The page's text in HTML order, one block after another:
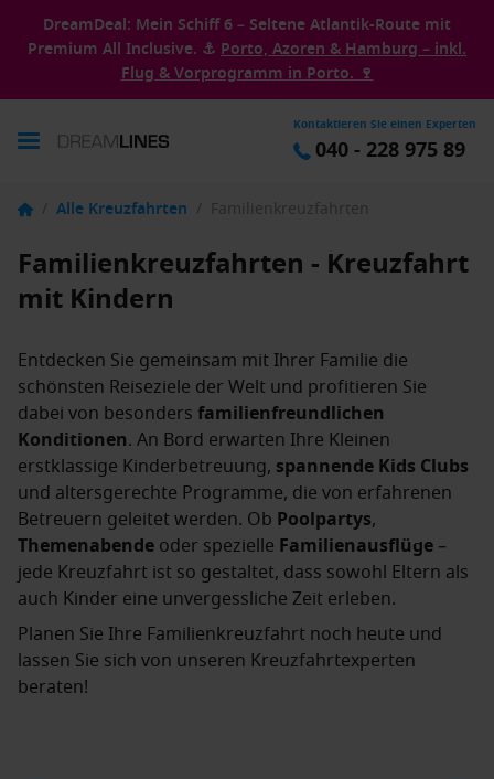
DreamDeal: Mein Schiff 6 – Seltene Atlantik-Route mit
Premium All Inclusive. ⚓ Porto, Azoren & Hamburg – inkl.
Flug & Vorprogramm in Porto. 🍷
Kontaktieren Sie einen Experten
040 - 228 975 89
/ Alle Kreuzfahrten / Familienkreuzfahrten
Familienkreuzfahrten - Kreuzfahrt
mit Kindern
Entdecken Sie gemeinsam mit Ihrer Familie die
schönsten Reiseziele der Welt und profitieren Sie
dabei von besonders familienfreundlichen
Konditionen. An Bord erwarten Ihre Kleinen
erstklassige Kinderbetreuung, spannende Kids Clubs
und altersgerechte Programme, die von erfahrenen
Betreuern geleitet werden. Ob Poolpartys,
Themenabende oder spezielle Familienausflüge –
jede Kreuzfahrt ist so gestaltet, dass sowohl Eltern als
auch Kinder eine unvergessliche Zeit erleben.
Planen Sie Ihre Familienkreuzfahrt noch heute und
lassen Sie sich von unseren Kreuzfahrtexperten
beraten!